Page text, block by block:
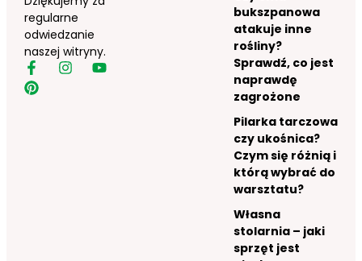
regularne
odwiedzanie
naszej witryny.
bukszpanowa
atakuje inne
rośliny?
Sprawdź, co jest
naprawdę
zagrożone
Pilarka tarczowa
czy ukośnica?
Czym się różnią i
którą wybrać do
warsztatu?
Własna
stolarnia – jaki
sprzęt jest